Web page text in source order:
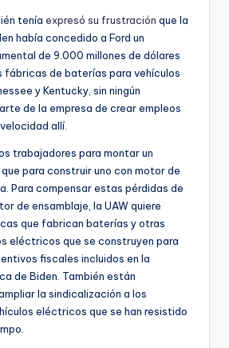
tenía expresó su frustración que la
había concedido a Ford un
de 9.000 millones de dólares
fábricas de baterías para vehículos
y Kentucky, sin ningún
de la empresa de crear empleos
allí.
trabajadores para montar un
para construir uno con motor de
Para compensar estas pérdidas de
de ensamblaje, la UAW quiere
que fabrican baterías y otras
eléctricos que se construyen para
fiscales incluidos en la
de Biden. También están
la sindicalización a los
eléctricos que se han resistido